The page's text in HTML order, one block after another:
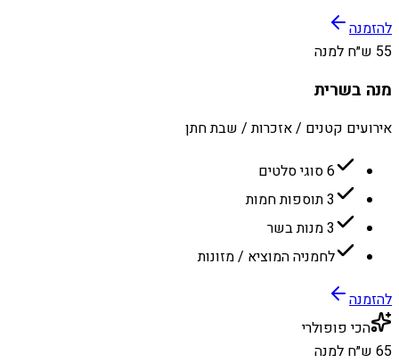
להזמנה
55 ש״ח למנה
מנה בשרית
אירועים קטנים / אזכרות / שבת חתן
6 סוגי סלטים
3 תוספות חמות
3 מנות בשר
לחמניה המוציא / מזונות
להזמנה
הכי פופולרי
65 ש״ח למנה